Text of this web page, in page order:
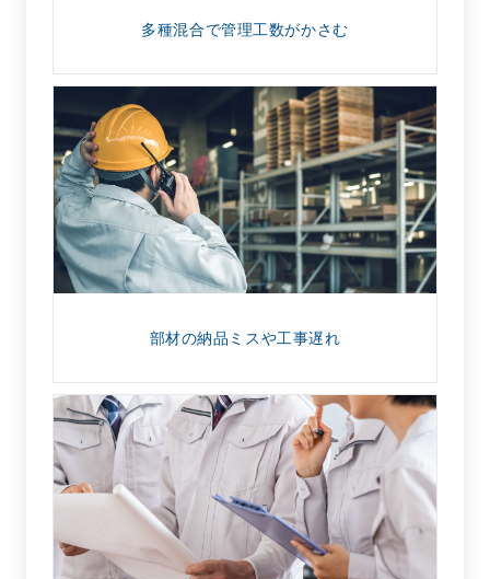
多種混合で管理工数がかさむ
部材の納品ミスや工事遅れ